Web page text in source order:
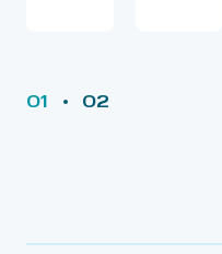
01 02